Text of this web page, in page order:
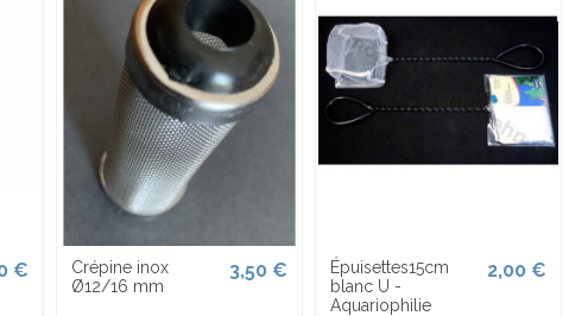
€
Crépine inox
Ø12/16 mm
3,50 €
Épuisettes15cm
blanc U -
Aquariophilie
2,00 €